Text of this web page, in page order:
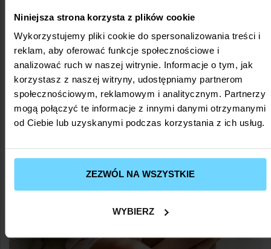
Niniejsza strona korzysta z plików cookie
Wykorzystujemy pliki cookie do spersonalizowania treści i
reklam, aby oferować funkcje społecznościowe i
analizować ruch w naszej witrynie. Informacje o tym, jak
korzystasz z naszej witryny, udostępniamy partnerom
społecznościowym, reklamowym i analitycznym. Partnerzy
mogą połączyć te informacje z innymi danymi otrzymanymi
od Ciebie lub uzyskanymi podczas korzystania z ich usług.
ZEZWÓL NA WSZYSTKIE
WYBIERZ
Zdrowie
Bezpieczeństwo suplementacji – jak
świadomie wybierać i stosować?
przez Paulina lis 5, 2025